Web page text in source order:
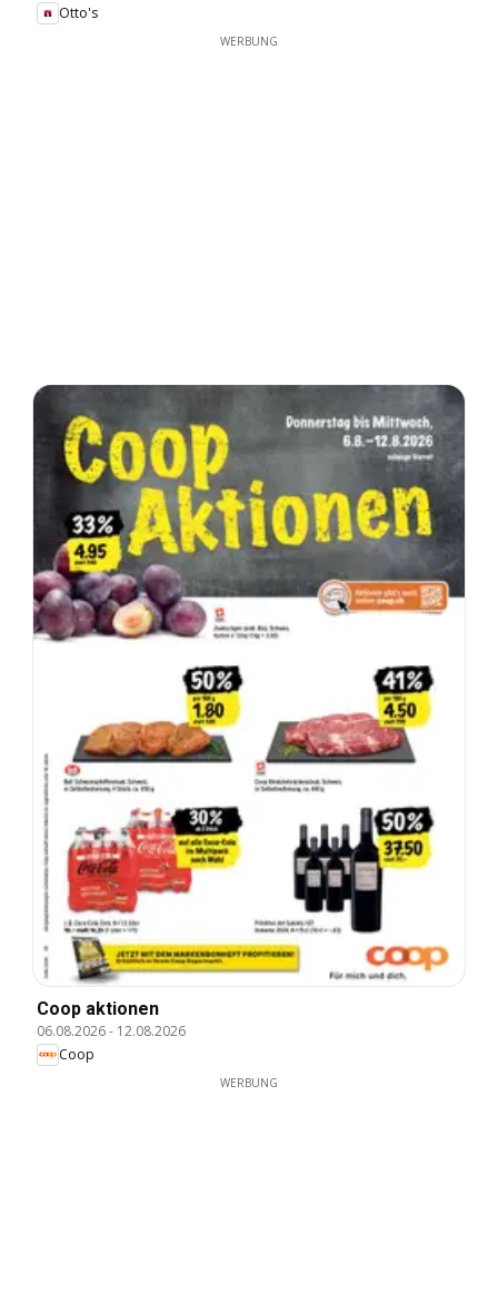
Otto's
WERBUNG
Coop aktionen
06.08.2026- 12.08.2026
Coop
WERBUNG